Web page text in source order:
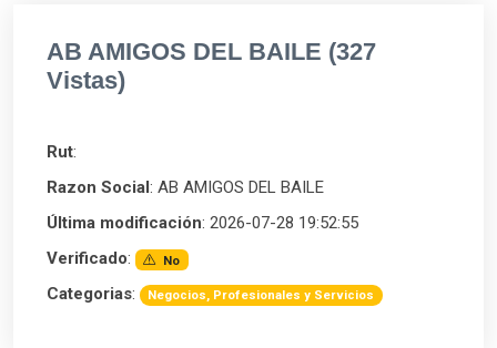
AB AMIGOS DEL BAILE (327
Vistas)
Rut:
Razon Social : AB AMIGOS DEL BAILE
Última modificación: 2026-07-28 19:52:55
Verificado: No
Categorias: Negocios, Profesionales y Servicios